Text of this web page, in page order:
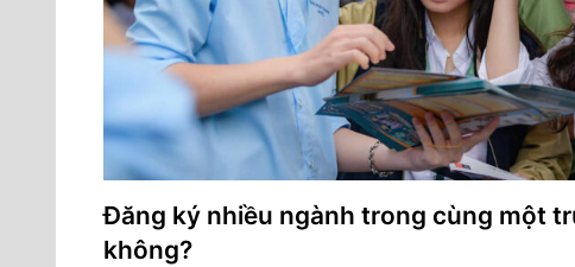
Đăng ký nhiều ngành trong cùng một
không?